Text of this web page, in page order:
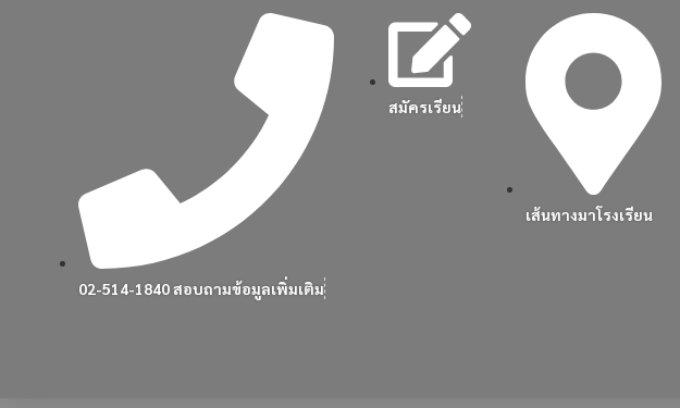
02-514-1840 สอบถามข้อมูลเพิ่มเติม
สมัครเรียน
เส้นทางมาโรงเรียน